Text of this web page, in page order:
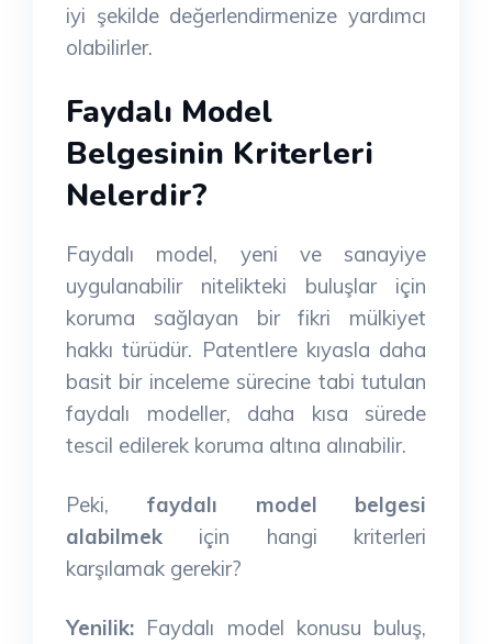
iyi şekilde değerlendirmenize yardımcı
olabilirler.
Faydalı Model
Belgesinin Kriterleri
Nelerdir?
Faydalı model, yeni ve sanayiye
uygulanabilir nitelikteki buluşlar için
koruma sağlayan bir fikri mülkiyet
hakkı türüdür. Patentlere kıyasla daha
basit bir inceleme sürecine tabi tutulan
faydalı modeller, daha kısa sürede
tescil edilerek koruma altına alınabilir.
Peki, faydalı model belgesi
alabilmek için hangi kriterleri
karşılamak gerekir?
Yenilik: Faydalı model konusu buluş,